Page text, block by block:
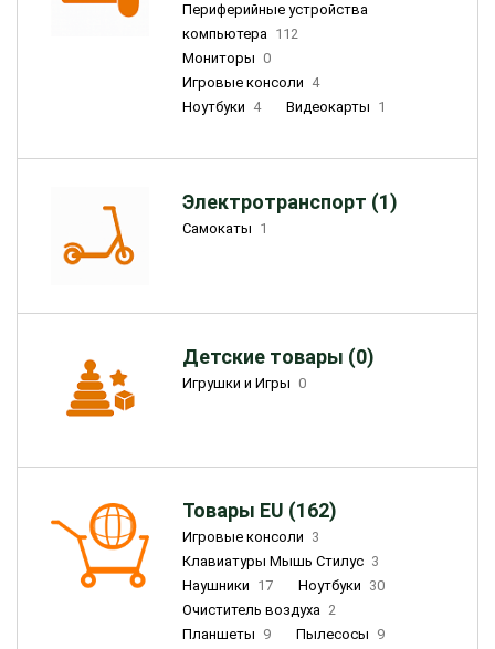
Периферийные устройства
компьютера 112
Мониторы 0
Игровые консоли 4
Ноутбуки 4 Видеокарты 1
Электротранспорт (1)
Самокаты 1
Детские товары (0)
Игрушки и Игры 0
Товары EU (162)
Игровые консоли 3
Клавиатуры Мышь Стилус 3
Наушники 17 Ноутбуки 30
Очиститель воздуха 2
Планшеты 9 Пылесосы 9